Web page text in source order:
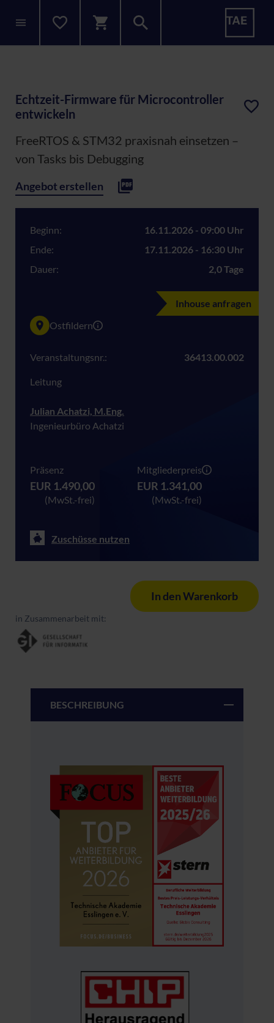
Echtzeit-Firmware für Microcontroller
entwickeln
FreeRTOS & STM32 praxisnah einsetzen –
von Tasks bis Debugging
Angebot erstellen
Beginn:
16.11.2026 - 09:00 Uhr
Ende:
17.11.2026 - 16:30 Uhr
Dauer:
2,0 Tage
Inhouse anfragen
Ostfildern
Veranstaltungsnr.: 36413.00.002
Leitung
Julian Achatzi, M.Eng.
Ingenieurbüro Achatzi
Präsenz
EUR 1.490,00
(MwSt.-frei)
Mitgliederpreis
EUR 1.341,00
(MwSt.-frei)
Zuschüsse nutzen
In den Warenkorb
in Zusammenarbeit mit:
BESCHREIBUNG